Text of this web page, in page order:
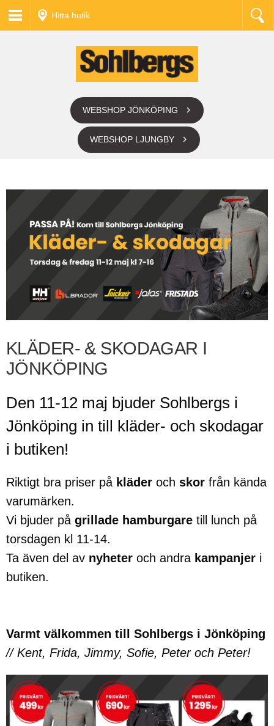
Hitta butik
WEBSHOP JÖNKÖPING
WEBSHOP LJUNGBY
KLÄDER- & SKODAGAR I
JÖNKÖPING
Den 11-12 maj bjuder Sohlbergs i
Jönköping in till kläder- och skodagar
i butiken!
Riktigt bra priser på kläder och skor från kända
varumärken.
Vi bjuder på grillade hamburgare till lunch på
torsdagen kl 11-14.
Ta även del av nyheter och andra kampanjer i
butiken.
Varmt välkommen till Sohlbergs i Jönköping
// Kent, Frida, Jimmy, Sofie, Peter och Peter!